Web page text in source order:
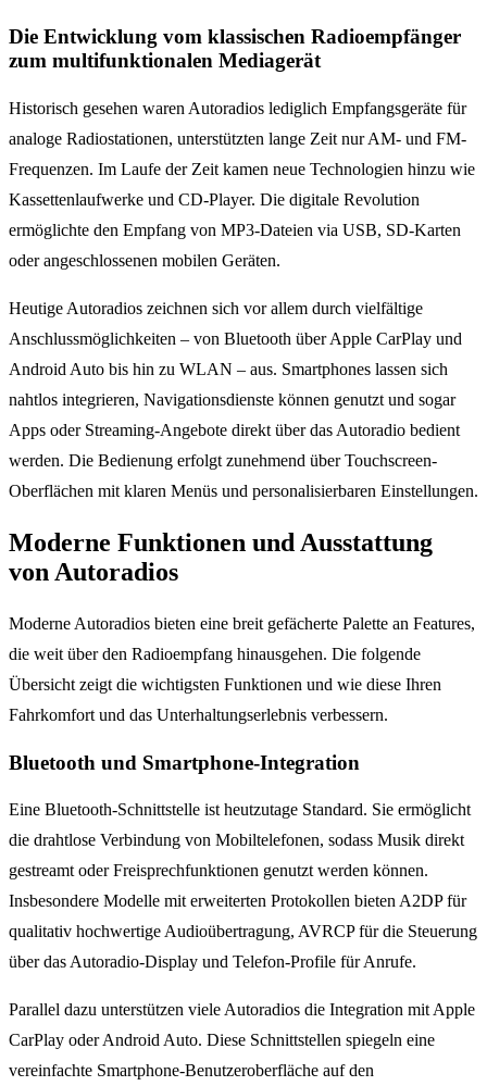
Die Entwicklung vom klassischen Radioempfänger
zum multifunktionalen Mediagerät
Historisch gesehen waren Autoradios lediglich Empfangsgeräte für
analoge Radiostationen, unterstützten lange Zeit nur AM- und FM-
Frequenzen. Im Laufe der Zeit kamen neue Technologien hinzu wie
Kassettenlaufwerke und CD-Player. Die digitale Revolution
ermöglichte den Empfang von MP3-Dateien via USB, SD-Karten
oder angeschlossenen mobilen Geräten.
Heutige Autoradios zeichnen sich vor allem durch vielfältige
Anschlussmöglichkeiten – von Bluetooth über Apple CarPlay und
Android Auto bis hin zu WLAN – aus. Smartphones lassen sich
nahtlos integrieren, Navigationsdienste können genutzt und sogar
Apps oder Streaming-Angebote direkt über das Autoradio bedient
werden. Die Bedienung erfolgt zunehmend über Touchscreen-
Oberflächen mit klaren Menüs und personalisierbaren Einstellungen.
Moderne Funktionen und Ausstattung
von Autoradios
Moderne Autoradios bieten eine breit gefächerte Palette an Features,
die weit über den Radioempfang hinausgehen. Die folgende
Übersicht zeigt die wichtigsten Funktionen und wie diese Ihren
Fahrkomfort und das Unterhaltungserlebnis verbessern.
Bluetooth und Smartphone-Integration
Eine Bluetooth-Schnittstelle ist heutzutage Standard. Sie ermöglicht
die drahtlose Verbindung von Mobiltelefonen, sodass Musik direkt
gestreamt oder Freisprechfunktionen genutzt werden können.
Insbesondere Modelle mit erweiterten Protokollen bieten A2DP für
qualitativ hochwertige Audioübertragung, AVRCP für die Steuerung
über das Autoradio-Display und Telefon-Profile für Anrufe.
Parallel dazu unterstützen viele Autoradios die Integration mit Apple
CarPlay oder Android Auto. Diese Schnittstellen spiegeln eine
vereinfachte Smartphone-Benutzeroberfläche auf den